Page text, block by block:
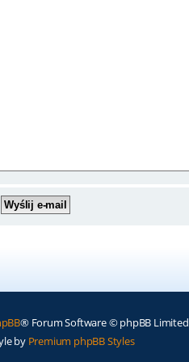
® Forum Software © phpBB Limited
by Premium phpBB Styles